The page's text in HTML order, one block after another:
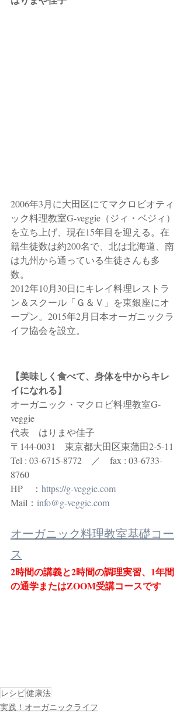
2006年3月に大田区にてマクロビオティ
ック料理教室G-veggie（ジィ・ベジィ）
を立ち上げ、現在15年目を迎える。在
籍生徒数は約200名で、北は北海道、南
は九州から通っている生徒さんも多
数。
2012年10月30日にキレイ料理レストラ
ン＆スクール「Ｇ＆Ｖ」を東銀座にオ
ープン。2015年2月日本オーガニックラ
イフ協会を設立。
【美味しく食べて、身体を中からキレ
イになれる】
オーガニック・マクロビ料理教室G-
veggie
代表　はりまや佳子
〒144-0031　東京都大田区東蒲田2-5-11
Tel : 03-6715-8772　／　fax : 03-6733-
8760
HP　： https://g-veggie.com
Mail： info@g-veggie.com
オーガニック料理教室基礎コー
ス
2時間の講義と2時間の調理実習、1年間
の通学またはZOOM受講コースです
レシピ健康法
実践！オーガニックライフ